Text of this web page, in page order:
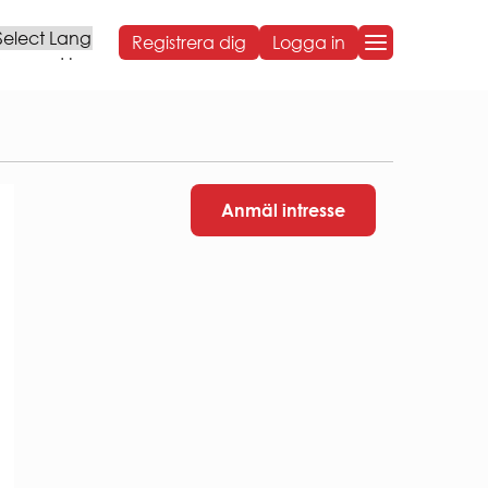
by
Registrera dig Logga in
OM BOSTADEN
Styrelse och organisation
Sammanträdestider
Anmäl intresse